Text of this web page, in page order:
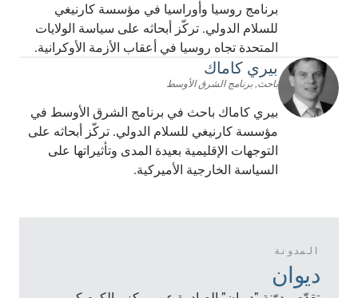
المدونة
ديوان
برنامج روسيا وأوراسيا في مؤسسة كارنيغي
للسلام الدولي. تركّز أبحاثه على سياسة الولايات
المتحدة تجاه روسيا في أعقاب الأزمة الأوكرانية.
بيري كاماك
باحث, برنامج الشرق الأوسط
بيري كاماك باحث في برنامج الشرق الأوسط في
مؤسسة كارنيغي للسلام الدولي. تركّز أبحاثه على
التوجهات الإقليمية بعيدة المدى وتأثيراتها على
السياسة الخارجية الأميركية.